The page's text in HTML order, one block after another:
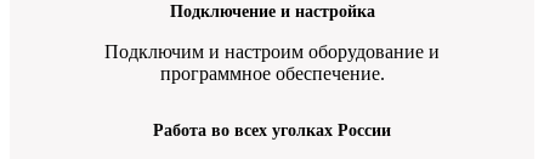
Подключение и настройка
Подключим и настроим оборудование и
программное обеспечение.
Работа во всех уголках России